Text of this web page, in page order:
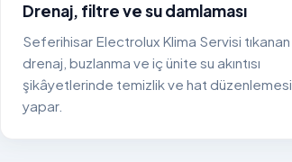
Drenaj, filtre ve su damlaması
Seferihisar Electrolux Klima Servisi tıkanan
drenaj, buzlanma ve iç ünite su akıntısı
şikâyetlerinde temizlik ve hat düzenlemesi
yapar.